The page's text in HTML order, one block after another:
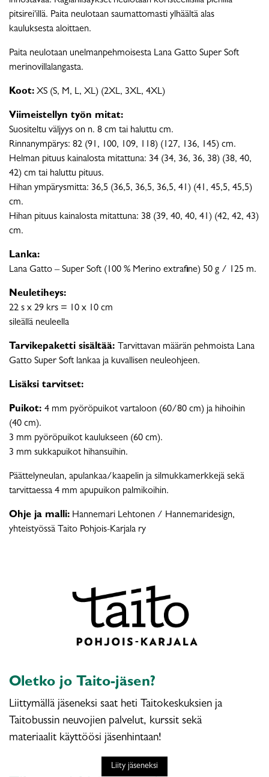
pitsirei'illä. Paita neulotaan saumattomasti ylhäältä alas
kauluksesta aloittaen.
Paita neulotaan unelmanpehmoisesta Lana Gatto Super Soft
merinovillalangasta.
Koot: XS (S, M, L, XL) (2XL, 3XL, 4XL)
Viimeistellyn työn mitat:
Suositeltu väljyys on n. 8 cm tai haluttu cm.
Rinnanympärys: 82 (91, 100, 109, 118) (127, 136, 145) cm.
Helman pituus kainalosta mitattuna: 34 (34, 36, 36, 38) (38, 40,
42) cm tai haluttu pituus.
Hihan ympärysmitta: 36,5 (36,5, 36,5, 36,5, 41) (41, 45,5, 45,5)
cm.
Hihan pituus kainalosta mitattuna: 38 (39, 40, 40, 41) (42, 42, 43)
cm.
Lanka:
Lana Gatto – Super Soft (100 % Merino extrafine) 50 g / 125 m.
Neuletiheys:
22 s x 29 krs = 10 x 10 cm
sileällä neuleella
Tarvikepaketti sisältää: Tarvittavan määrän pehmoista Lana
Gatto Super Soft lankaa ja kuvallisen neuleohjeen.
Lisäksi tarvitset:
Puikot: 4 mm pyöröpuikot vartaloon (60/80 cm) ja hihoihin
(40 cm).
3 mm pyöröpuikot kaulukseen (60 cm).
3 mm sukkapuikot hihansuihin.
Päättelyneulan, apulankaa/kaapelin ja silmukkamerkkejä sekä
tarvittaessa 4 mm apupuikon palmikoihin.
Ohje ja malli: Hannemari Lehtonen / Hannemaridesign,
yhteistyössä Taito Pohjois-Karjala ry
Oletko jo Taito-jäsen?
Liittymällä jäseneksi saat heti Taitokeskuksien ja
Taitobussin neuvojien palvelut, kurssit sekä
materiaalit käyttöösi jäsenhintaan!
Liity jäseneksi